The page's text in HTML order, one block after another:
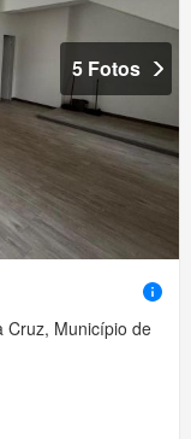
5 Fotos
Cruz, Município de